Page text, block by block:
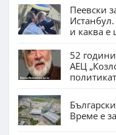
Пеевски
и каква е
52
АЕЦ
Време е